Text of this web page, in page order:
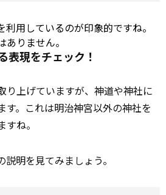
利用しているのが印象的ですね。
りません。
表現をチェック！
り上げていますが、神道や神社に
す。これは明治神宮以外の神社を
ね。
明を見てみましょう。